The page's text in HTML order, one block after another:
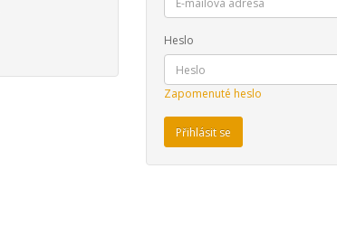
Heslo
Zapomenuté heslo